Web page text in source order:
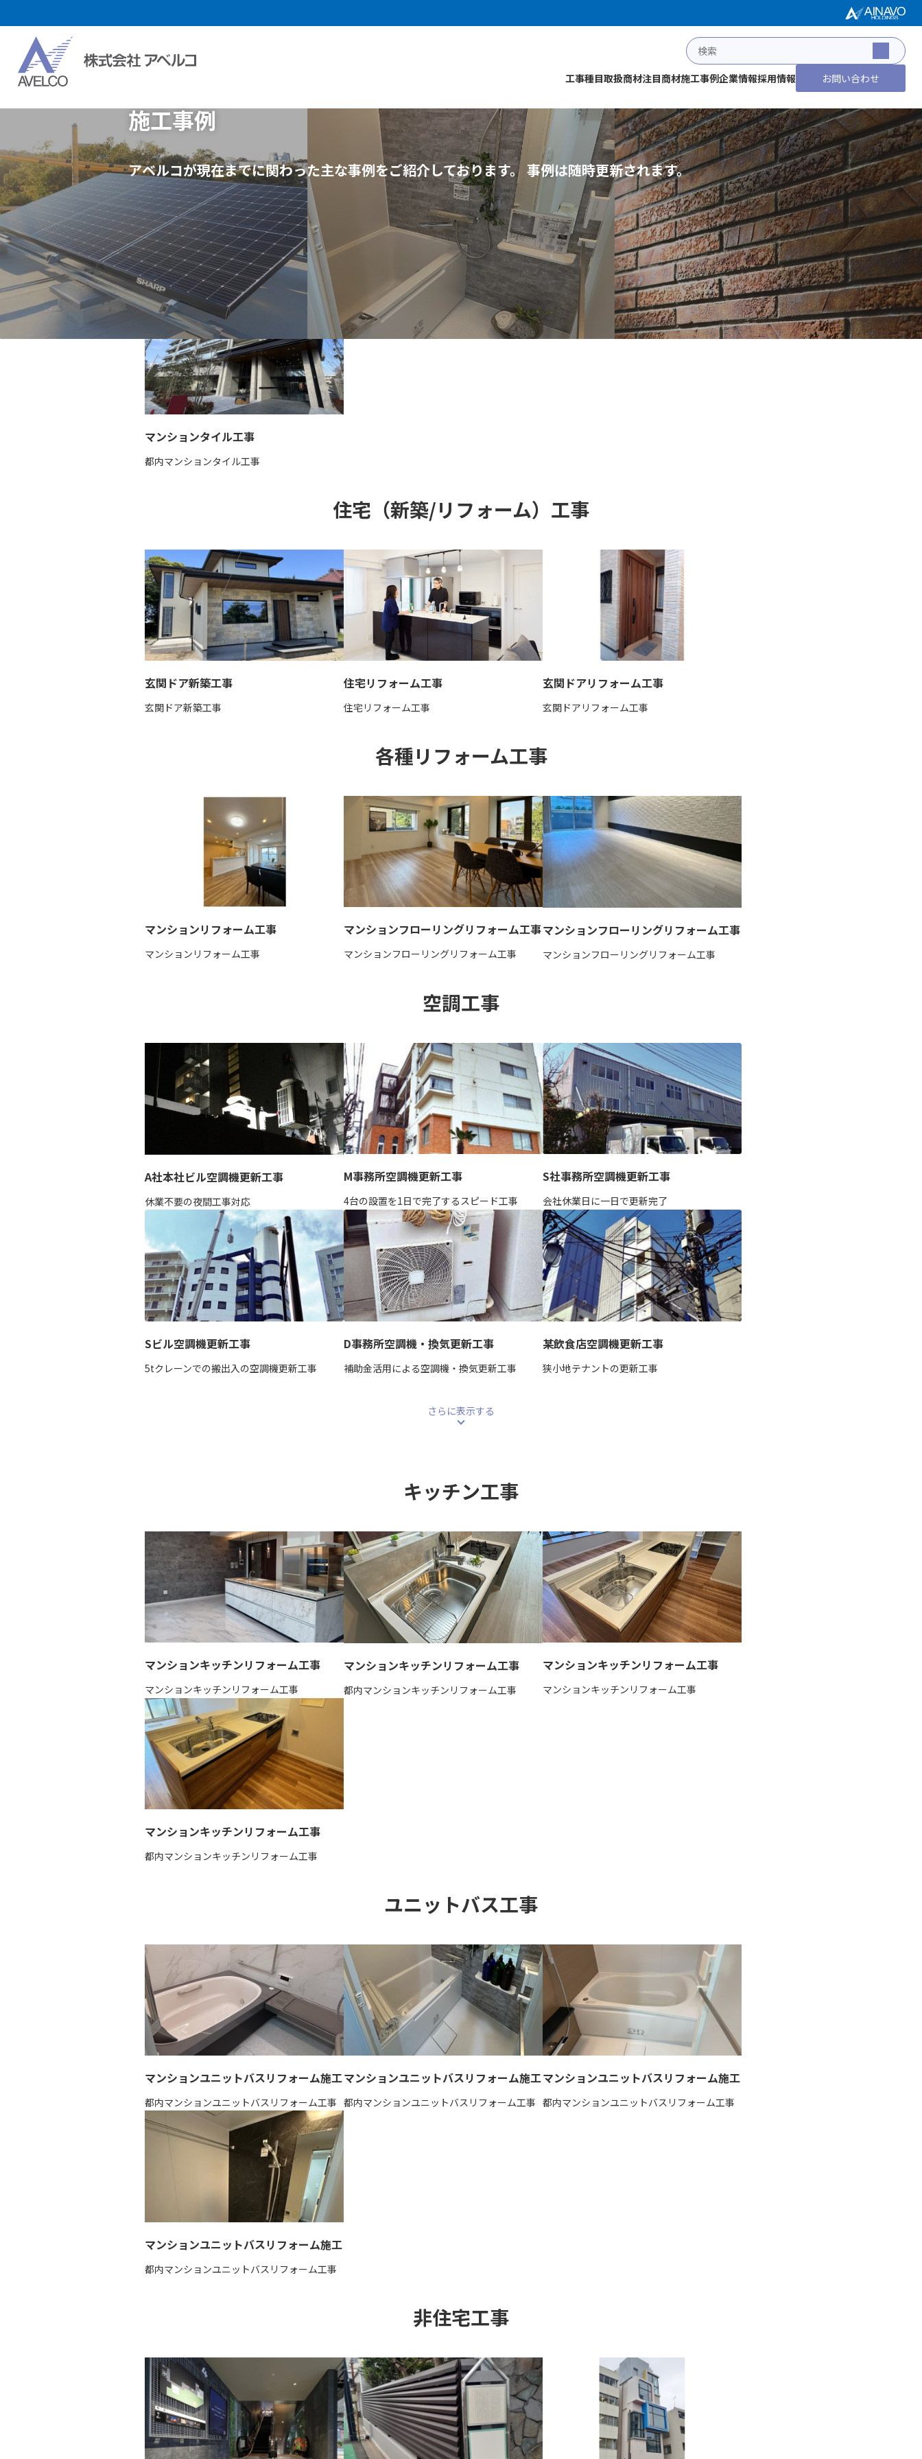
工事種目取扱商材注目商材施工事例企業情報採用情報 お問い合わせ
施工事例
アベルコが現在までに関わった主な事例をご紹介しております。 事例は随時更新されます。
ホーム 施工事例
マンション・大型物件外壁タイル工事
マンションタイル工事
都内マンションタイル工事
住宅（新築/リフォーム）工事
玄関ドア新築工事
玄関ドア新築工事
住宅リフォーム工事
住宅リフォーム工事
玄関ドアリフォーム工事
玄関ドアリフォーム工事
各種リフォーム工事
マンションリフォーム工事
マンションリフォーム工事
マンションフローリングリフォーム工事
マンションフローリングリフォーム工事
マンションフローリングリフォーム工事
マンションフローリングリフォーム工事
空調工事
A社本社ビル空調機更新工事
休業不要の夜間工事対応
M事務所空調機更新工事
4台の設置を1日で完了するスピード工事
S社事務所空調機更新工事
会社休業日に一日で更新完了
Sビル空調機更新工事
5tクレーンでの搬出入の空調機更新工事
D事務所空調機・換気更新工事
補助金活用による空調機・換気更新工事
某飲食店空調機更新工事
狭小地テナントの更新工事
さらに表示する
キッチン工事
マンションキッチンリフォーム工事
マンションキッチンリフォーム工事
マンションキッチンリフォーム工事
都内マンションキッチンリフォーム工事
マンションキッチンリフォーム工事
マンションキッチンリフォーム工事
マンションキッチンリフォーム工事
都内マンションキッチンリフォーム工事
ユニットバス工事
マンションユニットバスリフォーム施工
都内マンションユニットバスリフォーム工事
マンションユニットバスリフォーム施工
都内マンションユニットバスリフォーム工事
マンションユニットバスリフォーム施工
都内マンションユニットバスリフォーム工事
マンションユニットバスリフォーム施工
都内マンションユニットバスリフォーム工事
非住宅工事